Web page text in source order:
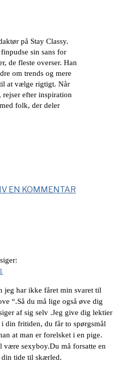
på Stay Classy.
sin sans for
de fleste overser. Han
om trends og mere
at vælge rigtigt. Når
rejser efter inspiration
folk, der deler
EN KOMMENTAR
siger:
jeg har ikke fåret min svaret til
“.Så du må lige også øve dig
af sig selv .Jeg give dig lektier
din fritiden, du får to spørgsmål
at man er forelsket i en pige.
være sexyboy.Du må forsatte en
din tide til skærled.